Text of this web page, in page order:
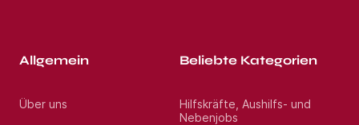
Allgemein
Über uns
Beliebte Kategorien
Hilfskräfte, Aushilfs- und
Nebenjobs